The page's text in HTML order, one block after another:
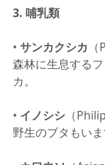
3. 哺乳類
• サンカクシカ
森林に生息する
カ。
• イノシシ （
野生のブタもいま